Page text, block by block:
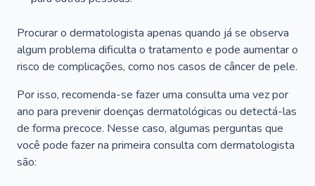
Procurar o dermatologista apenas quando já se observa
algum problema dificulta o tratamento e pode aumentar o
risco de complicações, como nos casos de câncer de pele.
Por isso, recomenda-se fazer uma consulta uma vez por
ano para prevenir doenças dermatológicas ou detectá-las
de forma precoce. Nesse caso, algumas perguntas que
você pode fazer na primeira consulta com dermatologista
são: